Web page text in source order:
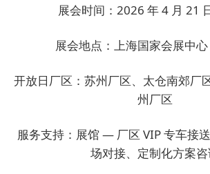
展会时间：2026 年 4 月 21
展会地点：上海国家会展中心
开放日厂区：苏州厂区、太仓南郊厂
州厂区
服务支持：展馆 — 厂区 VIP 专车接
场对接、定制化方案